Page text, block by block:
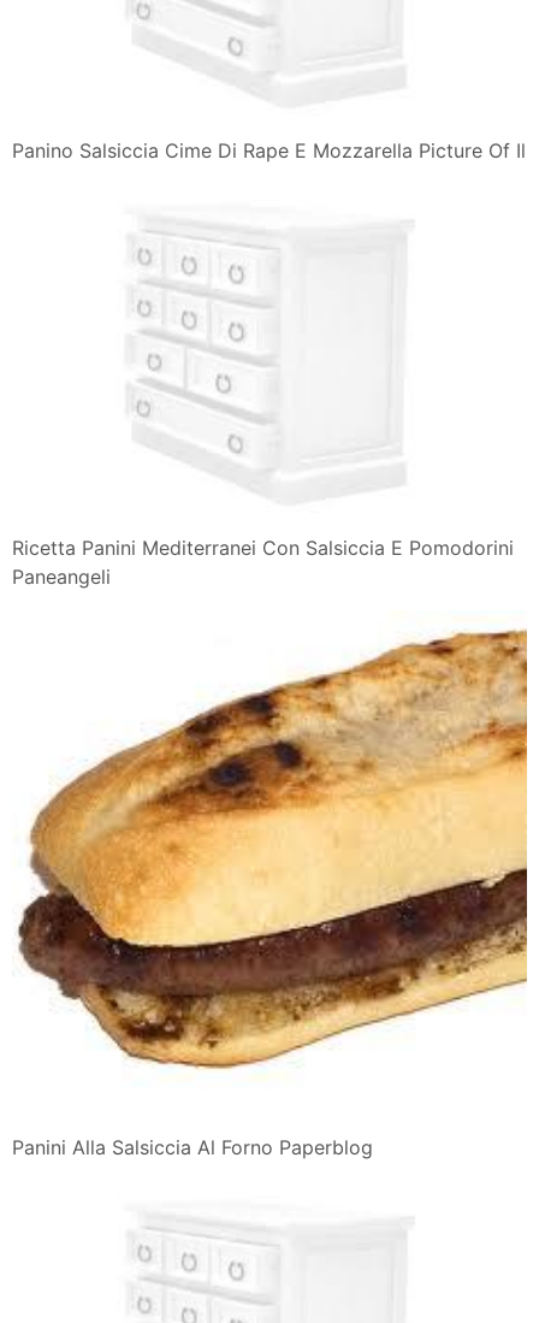
Panino Salsiccia Cime Di Rape E Mozzarella Picture Of Il
Ricetta Panini Mediterranei Con Salsiccia E Pomodorini
Paneangeli
Panini Alla Salsiccia Al Forno Paperblog